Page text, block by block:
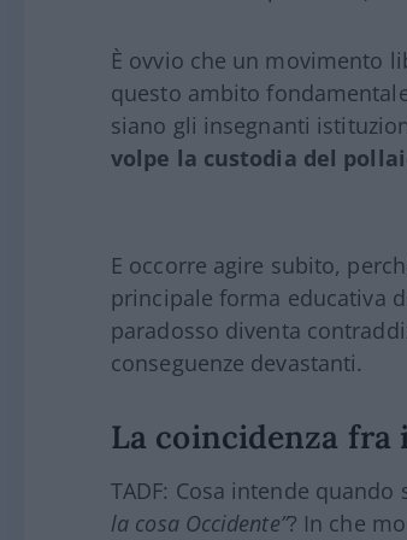
È ovvio che un movimento
questo ambito
siano gli insegnanti
volpe la custodia del
E occorre agire subito,
principale forma educativa
paradosso diventa
conseguenze devastanti.
La coincidenza fra
TADF: Cosa intende
la cosa Occidente”? In che